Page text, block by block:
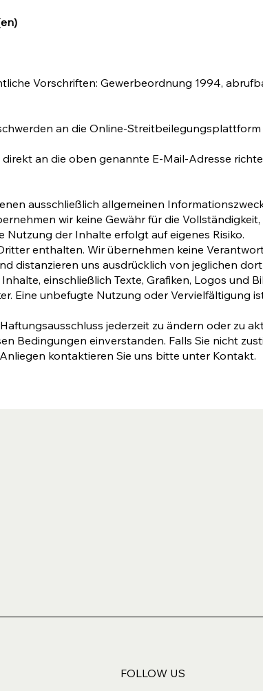
Vorschriften: Gewerbeordnung 1994,
an die Online-Streitbeilegungsplattform
an die oben genannte E-Mail-Adresse
ausschließlich allgemeinen
wir keine Gewähr für die
der Inhalte erfolgt auf eigenes Risiko.
enthalten. Wir übernehmen keine
distanzieren uns ausdrücklich von jeglichen
einschließlich Texte, Grafiken, Logos und
Eine unbefugte Nutzung oder Vervielfältigung
jederzeit zu ändern oder zu
Bedingungen einverstanden. Falls Sie nicht
kontaktieren Sie uns bitte unter Kontakt.
FOLLOW US